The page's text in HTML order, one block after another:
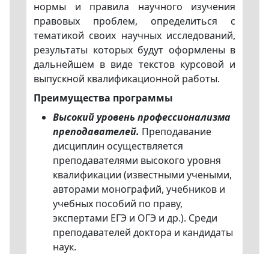
нормы и правила научного изучения
правовых проблем, определиться с
тематикой своих научных исследований,
результаты которых будут оформлены в
дальнейшем в виде текстов курсовой и
выпускной квалификационной работы.
Преимущества программы
Высокий уровень профессионализма
преподавателей. Преподавание
дисциплин осуществляется
преподавателями высокого уровня
квалификации (известными учеными,
авторами монографий, учебников и
учебных пособий по праву,
экспертами ЕГЭ и ОГЭ и др.). Среди
преподавателей доктора и кандидаты
наук.